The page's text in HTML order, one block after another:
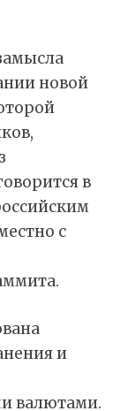
новой
в
с
и
валютами.